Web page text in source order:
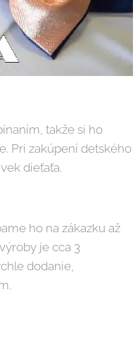
takže si ho
Pri zakúpení detského
dieťaťa.
ho na zákazku až
je cca 3
dodanie,